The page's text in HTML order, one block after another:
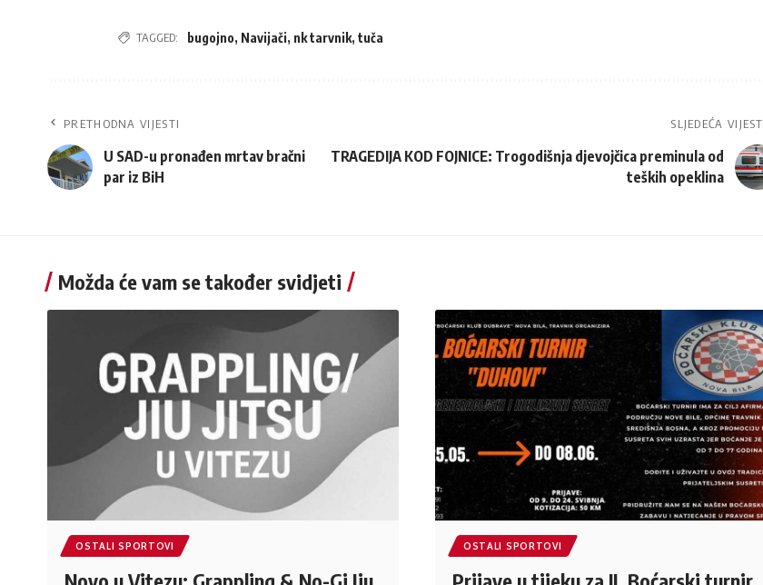
TAGGED: bugojno, Navijači, nk tarvnik, tuča
PRETHODNA VIJESTI
U SAD-u pronađen mrtav bračni
par iz BiH
SLJEDEĆA VIJEST
TRAGEDIJA KOD FOJNICE: Trogodišnja djevojčica preminula od
teških opeklina
Možda će vam se također svidjeti
OSTALI SPORTOVI OSTALI SPORTOVI